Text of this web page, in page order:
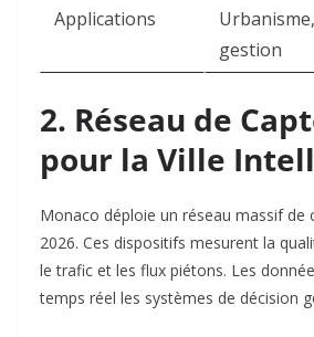
Applications
gestion
2. Réseau de
pour la Ville
Monaco déploie un réseau massif de
2026. Ces dispositifs mesurent la
le trafic et les flux piétons. Les
temps réel les systèmes de décision